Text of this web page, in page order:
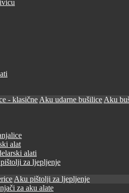
- klasične Aku udarne bušilice Aku
alat
alati
za ljepljenje
Aku pištolji za ljepljenje
za aku alate